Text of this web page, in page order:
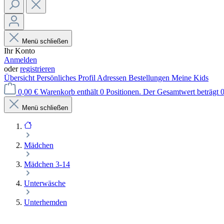
Menü schließen
Ihr Konto
Anmelden
oderregistrieren
Übersicht Persönliches Profil Adressen Bestellungen Meine Kids
0,00 € Warenkorb enthält 0 Positionen. Der Gesamtwert beträgt
Menü schließen
Mädchen
Mädchen 3-14
Unterwäsche
Unterhemden